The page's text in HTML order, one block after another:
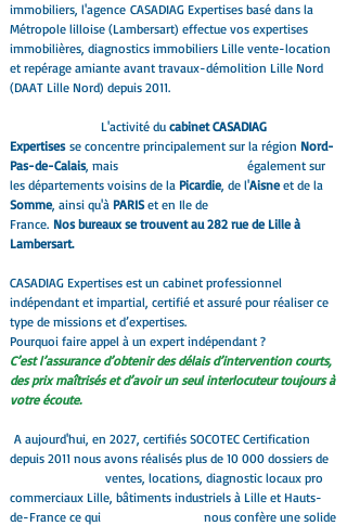
immobiliers, l'agence CASADIAG Expertises basé dans la
Métropole lilloise (Lambersart) effectue vos expertises
immobilières, diagnostics immobiliers Lille vente-location
et repérage amiante avant travaux-démolition Lille Nord
(DAAT Lille Nord) depuis 2011.
L'activité du cabinet CASADIAG
Expertisesse concentre principalement sur la région Nord-
Pas-de-Calais, mais également sur
les départements voisins de la Picardie, de l'Aisneet de la
Somme, ainsi qu'à PARISet en Ile de
France. Nos bureaux se trouvent au 282 rue de Lille à
Lambersart.
CASADIAG Expertises est un cabinet professionnel
indépendant et impartial, certifié et assuré pour réaliser ce
type de missions et d’expertises.
Pourquoi faire appel à un expert indépendant ?
C’est l’assurance d’obtenir des délais d’intervention courts,
des prix maîtrisés et d’avoir un seul interlocuteur toujours à
votre écoute.
A aujourd'hui, en 2027, certifiés SOCOTEC Certification
depuis 2011 nous avons réalisés plus de 10 000 dossiers de
ventes, locations, diagnostic locaux pro
commerciaux Lille, bâtiments industriels à Lille et Hauts-
de-France ce qui nous confère une solide